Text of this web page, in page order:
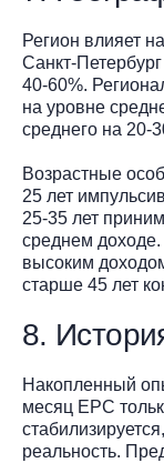
Регион влияет
Санкт-
40-60%.
на уровне
среднего на 20-
Возрастные
25 лет
25-35 лет
среднем доходе.
высоким
старше 45 лет
8.
Накопленный
месяц EPC
реальность.